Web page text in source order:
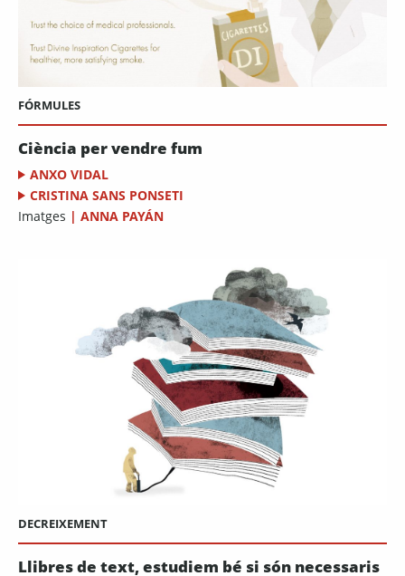
FÓRMULES
Ciència per vendre fum
ANXO VIDAL
CRISTINA SANS PONSETI
Imatges | ANNA PAYÁN
DECREIXEMENT
Llibres de text, estudiem bé si són necessaris